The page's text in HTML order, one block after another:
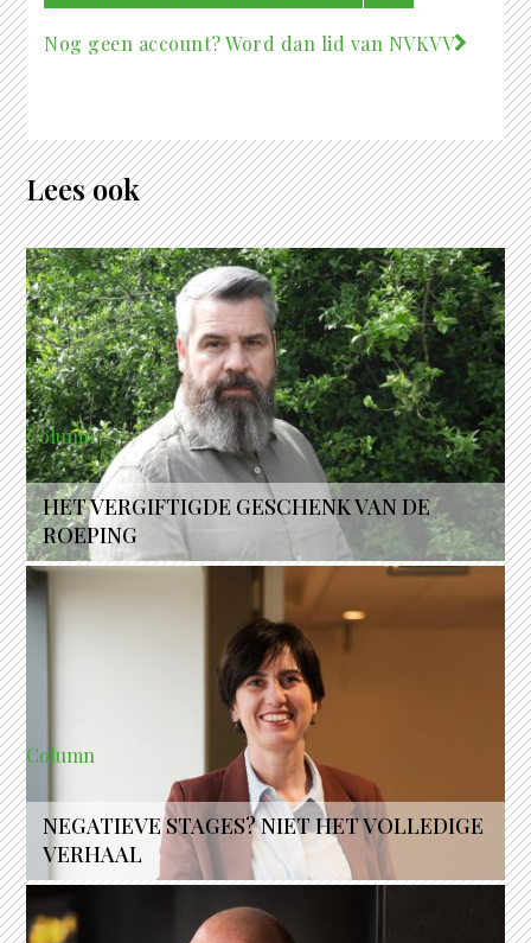
Nog geen account? Word dan lid van NVKVV
Lees ook
Column
HET VERGIFTIGDE GESCHENK VAN DE
ROEPING
Column
NEGATIEVE STAGES? NIET HET VOLLEDIGE
VERHAAL